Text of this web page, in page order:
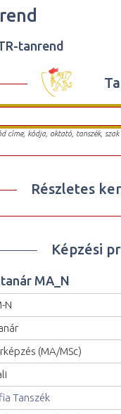
tanrend
címe, kódja, oktató, tanszék,
Részletes
Képzési
MA_N
N
(MA/MSc)
Tanszék